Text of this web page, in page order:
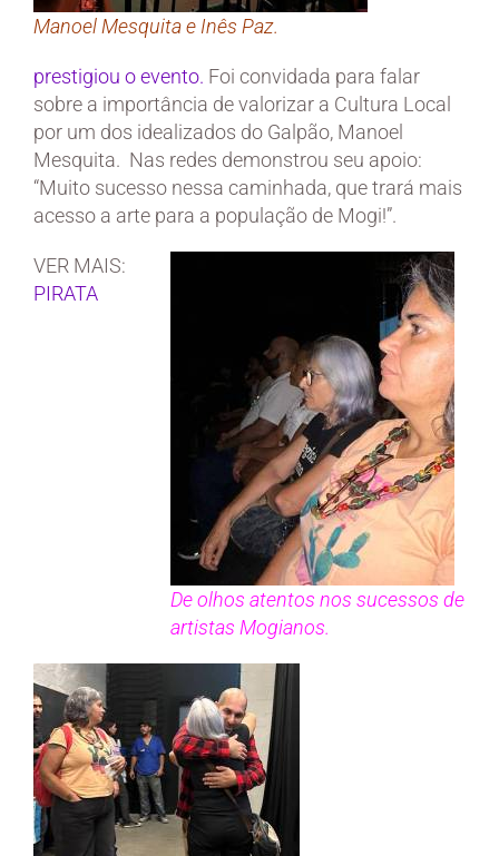
Manoel Mesquita e Inês Paz.
prestigiou o evento. Foi convidada para falar
sobre a importância de valorizar a Cultura Local
por um dos idealizados do Galpão, Manoel
Mesquita. Nas redes demonstrou seu apoio:
“Muito sucesso nessa caminhada, que trará mais
acesso a arte para a população de Mogi!”.
De olhos atentos nos sucessos de
artistas Mogianos.
VER MAIS:
PIRATA